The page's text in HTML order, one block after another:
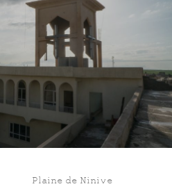
Plaine de Ninive